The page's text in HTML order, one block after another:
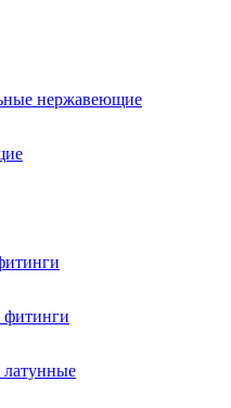
нержавеющие
фитинги